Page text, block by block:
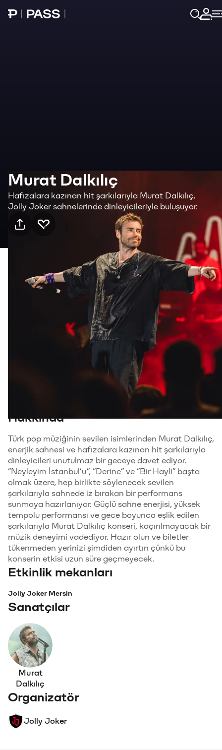
Paribu Pass Ana Sayfa
Murat Dalkılıç
Hafızalara kazınan hit şarkılarıyla Murat Dalkılıç,
Jolly Joker sahnelerinde dinleyicileriyle buluşuyor.
Pratik bilgiler
22 Ağu Cumartesi · 21:00, Jolly Joker Mersin
Mekan Ulaşım
Hakkında
Türk pop müziğinin sevilen isimlerinden Murat Dalkılıç,
enerjik sahnesi ve hafızalara kazınan hit şarkılarıyla
dinleyicileri unutulmaz bir geceye davet ediyor.
“Neyleyim İstanbul’u”, “Derine” ve “Bir Hayli” başta
olmak üzere, hep birlikte söylenecek sevilen
şarkılarıyla sahnede iz bırakan bir performans
sunmaya hazırlanıyor. Güçlü sahne enerjisi, yüksek
tempolu performansı ve gece boyunca eşlik edilen
şarkılarıyla Murat Dalkılıç konseri, kaçırılmayacak bir
müzik deneyimi vadediyor. Hazır olun ve biletler
tükenmeden yerinizi şimdiden ayırtın çünkü bu
konserin etkisi uzun süre geçmeyecek.
Etkinlik mekanları
Jolly Joker Mersin
Sanatçılar
Murat
Dalkılıç
Organizatör
Jolly Joker